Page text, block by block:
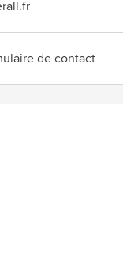
de contact